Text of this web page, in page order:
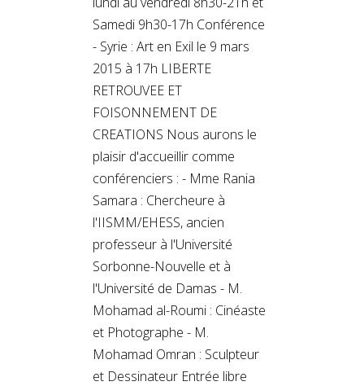
Samedi 9h30-17h Conférence
- Syrie : Art en Exil le 9 mars
2015 à 17h LIBERTE
RETROUVEE ET
FOISONNEMENT DE
CREATIONS Nous aurons le
plaisir d'accueillir comme
conférenciers : - Mme Rania
Samara : Chercheure à
l'IISMM/EHESS, ancien
professeur à l'Université
Sorbonne-Nouvelle et à
l'Université de Damas - M.
Mohamad al-Roumi : Cinéaste
et Photographe - M.
Mohamad Omran : Sculpteur
et Dessinateur Entrée libre